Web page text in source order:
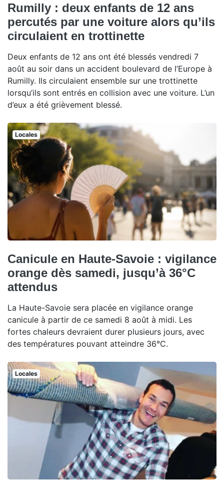
Rumilly : deux enfants de 12 ans
percutés par une voiture alors qu’ils
circulaient en trottinette
Deux enfants de 12 ans ont été blessés vendredi 7
août au soir dans un accident boulevard de l’Europe à
Rumilly. Ils circulaient ensemble sur une trottinette
lorsqu’ils sont entrés en collision avec une voiture. L’un
d’eux a été grièvement blessé.
Locales
Canicule en Haute-Savoie : vigilance
orange dès samedi, jusqu’à 36°C
attendus
La Haute-Savoie sera placée en vigilance orange
canicule à partir de ce samedi 8 août à midi. Les
fortes chaleurs devraient durer plusieurs jours, avec
des températures pouvant atteindre 36°C.
Locales